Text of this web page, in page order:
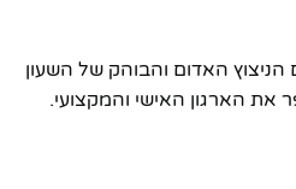
האדום והבוהק של השעון
הארגון האישי והמקצועי.